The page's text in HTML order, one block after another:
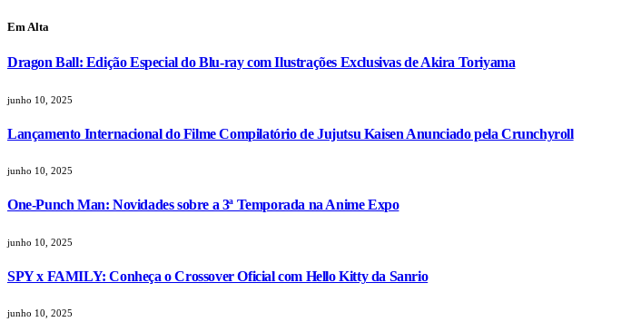
Em Alta
Dragon Ball: Edição Especial do Blu-ray com Ilustrações Exclusivas de Akira Toriyama
junho 10, 2025
Lançamento Internacional do Filme Compilatório de Jujutsu Kaisen Anunciado pela Crunchyroll
junho 10, 2025
One-Punch Man: Novidades sobre a 3ª Temporada na Anime Expo
junho 10, 2025
SPY x FAMILY: Conheça o Crossover Oficial com Hello Kitty da Sanrio
junho 10, 2025